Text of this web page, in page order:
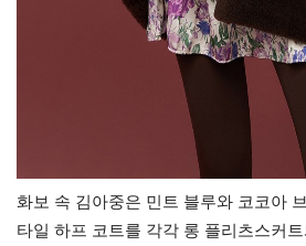
화보 속 김아중은 민트 블루와 코코아
타일 하프 코트를 각각 롱 플리츠스커